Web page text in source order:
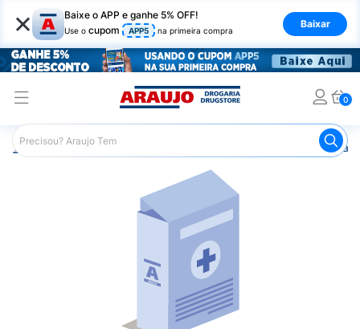
× Baixe o APP e ganhe 5% OFF!
Use o cupom APP5 na primeira compra
Baixar
0
Araujo Medicamentos Remédio para o Sistema